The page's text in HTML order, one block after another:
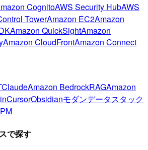
CognitoAWS Security HubAWS
TowerAmazon EC2Amazon
Amazon QuickSightAmazon
Amazon CloudFrontAmazon Connect
ClaudeAmazon BedrockRAGAmazon
CursorObsidianモダンデータスタック
PM
で探す